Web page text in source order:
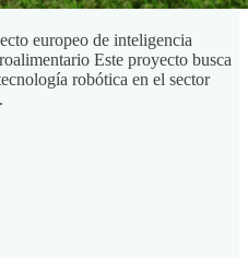
europeo de inteligencia
Este proyecto busca
robótica en el sector